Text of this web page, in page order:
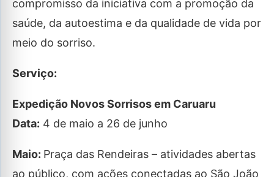
compromisso da iniciativa com a promoção da
saúde, da autoestima e da qualidade de vida por
meio do sorriso.
Serviço:
Expedição Novos Sorrisos em Caruaru
Data: 4 de maio a 26 de junho
Maio: Praça das Rendeiras – atividades abertas
ao público, com ações conectadas ao São João